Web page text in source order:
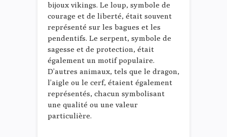
bijoux vikings. Le loup, symbole de
courage et de liberté, était souvent
représenté sur les bagues et les
pendentifs. Le serpent, symbole de
sagesse et de protection, était
également un motif populaire.
D’autres animaux, tels que le dragon,
l’aigle ou le cerf, étaient également
représentés, chacun symbolisant
une qualité ou une valeur
particulière.